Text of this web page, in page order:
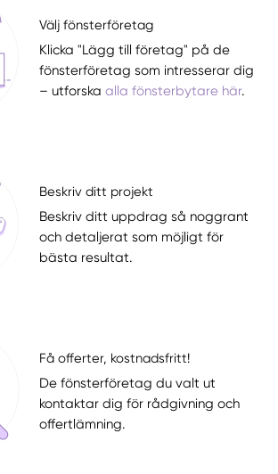
Välj fönsterföretag
Klicka "Lägg till företag" på de
fönsterföretag som intresserar dig
– utforskaalla fönsterbytare här.
Beskriv ditt projekt
Beskriv ditt uppdrag så noggrant
och detaljerat som möjligt för
bästa resultat.
Få offerter, kostnadsfritt!
De fönsterföretag du valt ut
kontaktar dig för rådgivning och
offertlämning.